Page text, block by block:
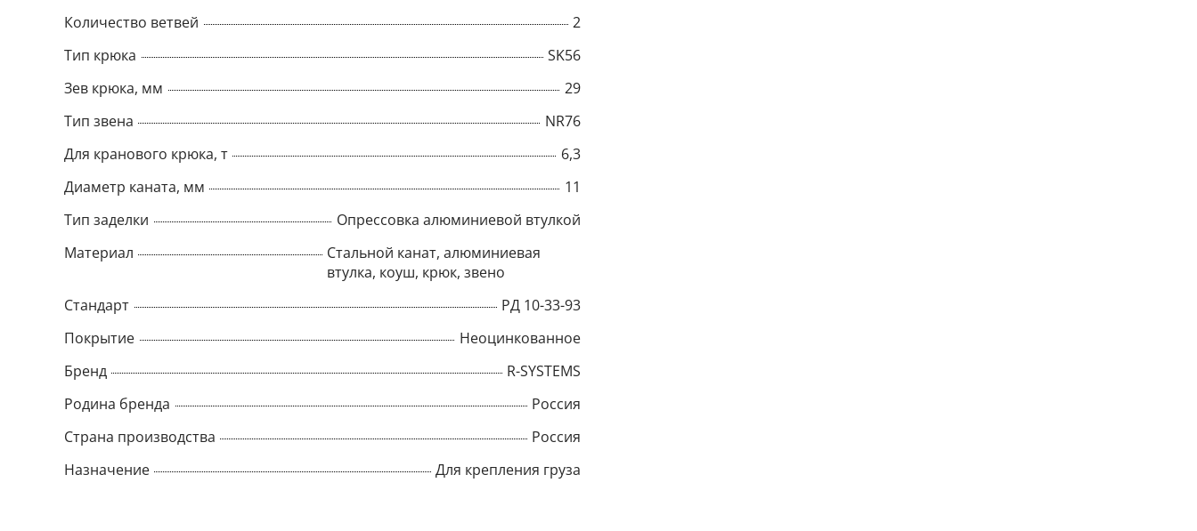
Количество ветвей
2
Тип крюка
SK56
Зев крюка, мм
29
Тип звена
NR76
Для кранового крюка, т
6,3
Диаметр каната, мм
11
Тип заделки
Опрессовка алюминиевой втулкой
Материал
Стальной канат, алюминиевая
втулка, коуш, крюк, звено
Стандарт
РД 10-33-93
Покрытие
Неоцинкованное
Бренд
R-SYSTEMS
Родина бренда
Россия
Страна производства
Россия
Назначение
Для крепления груза
Popup
Title